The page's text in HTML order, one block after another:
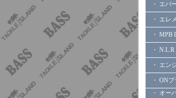
・ エバ
・ エレ
・ MPB
・
・ エン
・ ON
・ オー